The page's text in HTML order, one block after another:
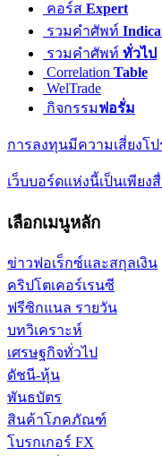
คอร์ส Expert
รวมคำศัพท์
รวมคำศัพท์ ทั่วไป
Correlation Table
WelTrade
กิจกรรมฟอรั่ม
การลงทุนมีความเสี่ยงโ
เว็บบอร์ดแห่งนี้เป็นเพีย
เลือกเมนูหลัก
ข่าวฟอเร็กซ์และสกุลเงิน
คริปโตเคอร์เรนซี
ฟรีซิกแนล รายวัน
บทวิเคราะห์
เศรษฐกิจทั่วไป
ดัชนี-หุ้น
พันธบัตร
สินค้าโภคภัณฑ์
โบรกเกอร์ FX